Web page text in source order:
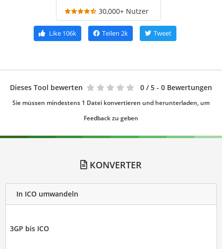
30,000+ Nutzer
Like 106k Teilen 2k Tweet
Dieses Tool bewerten 0 / 5 - 0 Bewertungen
Sie müssen mindestens 1 Datei konvertieren und herunterladen, um
Feedback zu geben
KONVERTER
In ICO umwandeln
3GP bis ICO